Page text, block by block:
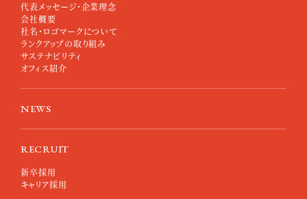
代表メッセージ・企業理念
会社概要
社名・ロゴマークについて
ランクアップの取り組み
サステナビリティ
オフィス紹介
NEWS
RECRUIT
新卒採用
キャリア採用